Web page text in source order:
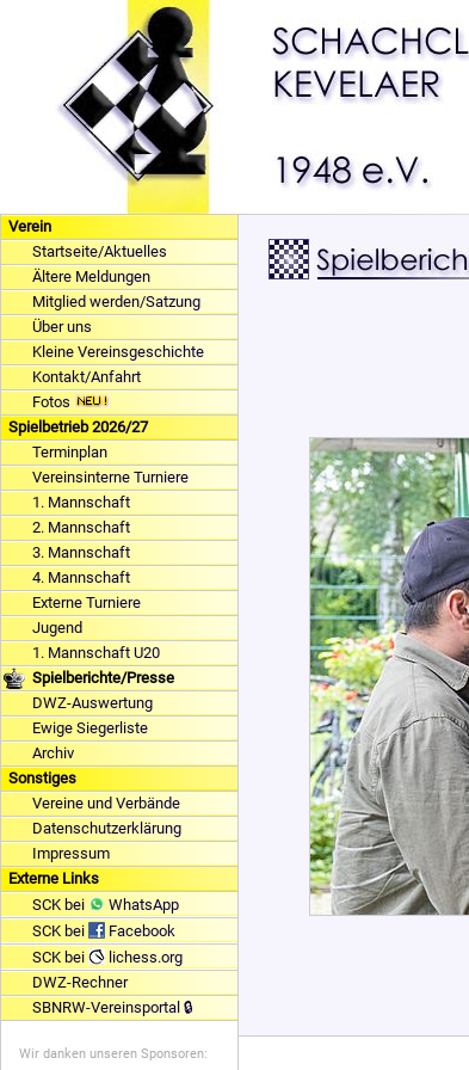
Verein
Startseite/Aktuelles
Ältere Meldungen
Mitglied werden/Satzung
Über uns
Kleine Vereinsgeschichte
Kontakt/Anfahrt
Fotos
Spielbetrieb 2026/27
Terminplan
Vereinsinterne Turniere
1. Mannschaft
2. Mannschaft
3. Mannschaft
4. Mannschaft
Externe Turniere
Jugend
1. Mannschaft U20
Spielberichte/Presse
DWZ-Auswertung
Ewige Siegerliste
Archiv
Sonstiges
Vereine und Verbände
Datenschutzerklärung
Impressum
Externe Links
SCK bei
WhatsApp
SCK bei
Facebook
SCK bei
lichess.org
DWZ-Rechner
SBNRW-Vereinsportal 🔒
Wir danken unseren Sponsoren: